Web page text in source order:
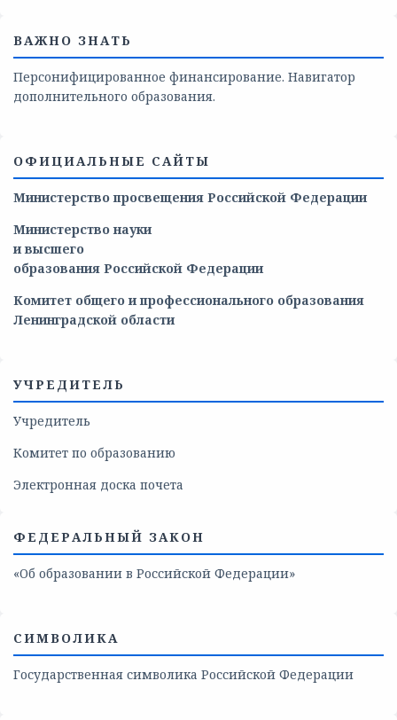
ВАЖНО ЗНАТЬ
Персонифицированное финансирование. Навигатор
дополнительного образования.
ОФИЦИАЛЬНЫЕ САЙТЫ
Министерство просвещения Российской Федерации
Министерство науки
и высшего
образования Российской Федерации
Комитет общего и профессионального образования
Ленинградской области
УЧРЕДИТЕЛЬ
Учредитель
Комитет по образованию
Электронная доска почета
ФЕДЕРАЛЬНЫЙ ЗАКОН
«Об образовании в Российской Федерации»
СИМВОЛИКА
Государственная символика Российской Федерации